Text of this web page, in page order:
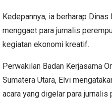
Kedepannya, ia berharap
menggaet para jurnalis
kegiatan ekonomi kreatif.
Perwakilan Badan Kerjasama
Sumatera Utara, Elvi
acara yang digelar para